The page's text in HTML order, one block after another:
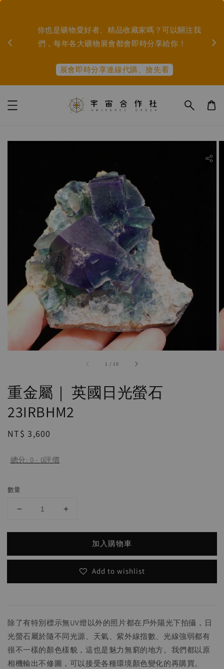
們，每年各大礦物展會都會即時分享給你！
展會即時分享連線代購、搶先看
1 /accessibility.of
10
重金屬｜ 英國日光螢石
23IRBHM2
Regular
NT$ 3,600
總分: 0 - 0評價
數量
加入購物車
Add to wishlist
除了有特別標示無UV燈以外的照片都在戶外陽光下拍攝，日
光螢石屬於隨不同光源、天氣、紫外線指數、光線強弱都有
很不一樣的顏色樣貌，這也是魅力無窮的地方。我們都以原
相機輸出不修圖，可以接受各種環境顏色變化的再購買。